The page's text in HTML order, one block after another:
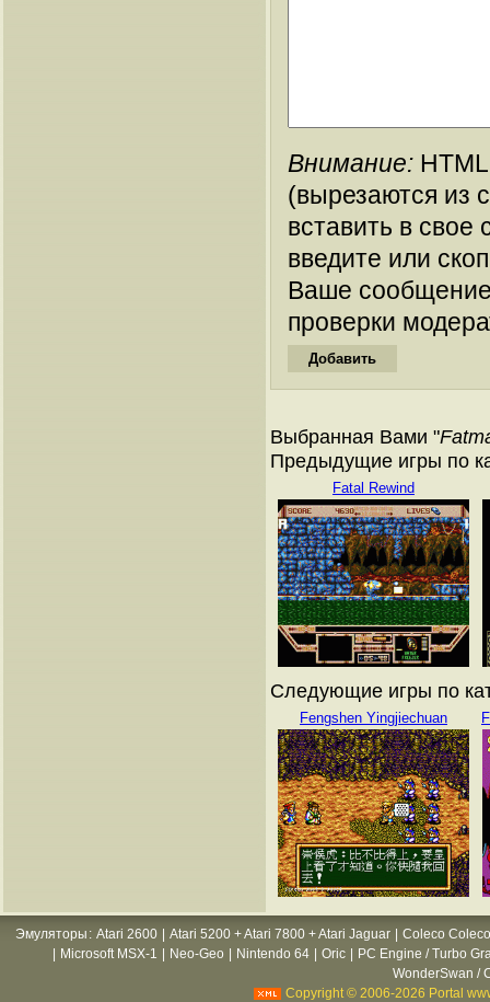
Внимание:
(вырезаются из
вставить в
введите или
Ваше
проверки
Выбранная Вами "
Предыдущие игры по
Fatal Rewind
Следующие игры по
Fengshen Yingjiechuan
Эмуляторы : Atari 2600 Atari 5200 + Atari 7800 + Atari Jaguar
Coleco
Microsoft MSX-1 Neo-Geo Nintendo 64 Oric
PC Engine / Turbo
WonderSwan /
Copyright © 2006-2026 Portal